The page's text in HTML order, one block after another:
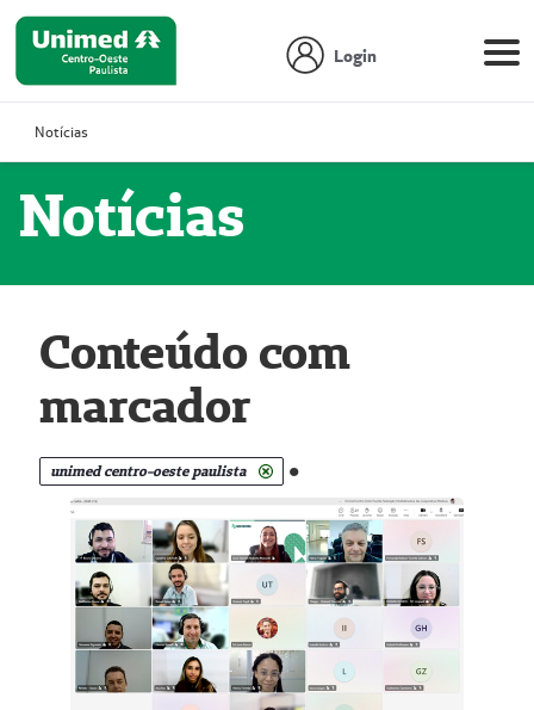
Login
Notícias
Notícias
Conteúdo com
marcador
unimed centro-oeste paulista .